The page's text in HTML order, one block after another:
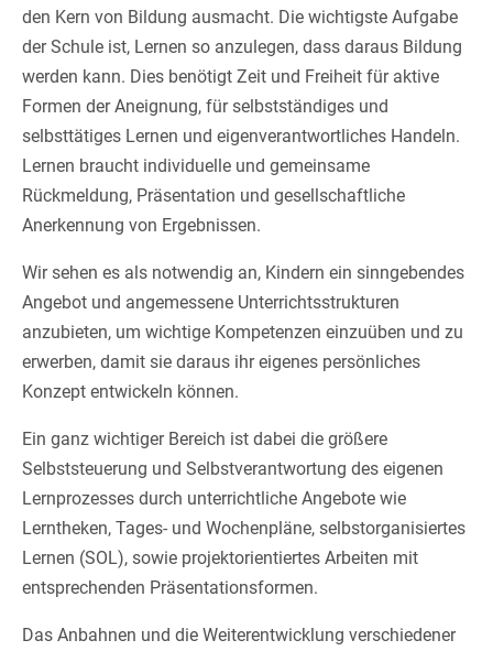
den Kern von Bildung ausmacht. Die wichtigste Aufgabe
der Schule ist, Lernen so anzulegen, dass daraus Bildung
werden kann. Dies benötigt Zeit und Freiheit für aktive
Formen der Aneignung, für selbstständiges und
selbsttätiges Lernen und eigenverantwortliches Handeln.
Lernen braucht individuelle und gemeinsame
Rückmeldung, Präsentation und gesellschaftliche
Anerkennung von Ergebnissen.
Wir sehen es als notwendig an, Kindern ein sinngebendes
Angebot und angemessene Unterrichtsstrukturen
anzubieten, um wichtige Kompetenzen einzuüben und zu
erwerben, damit sie daraus ihr eigenes persönliches
Konzept entwickeln können.
Ein ganz wichtiger Bereich ist dabei die größere
Selbststeuerung und Selbstverantwortung des eigenen
Lernprozesses durch unterrichtliche Angebote wie
Lerntheken, Tages- und Wochenpläne, selbstorganisiertes
Lernen (SOL), sowie projektorientiertes Arbeiten mit
entsprechenden Präsentationsformen.
Das Anbahnen und die Weiterentwicklung verschiedener